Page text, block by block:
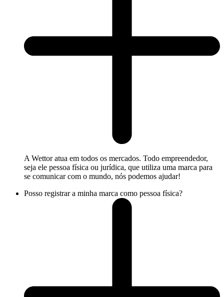
A Wettor atua em todos os mercados. Todo empreendedor,
seja ele pessoa física ou jurídica, que utiliza uma marca para
se comunicar com o mundo, nós podemos ajudar!
Posso registrar a minha marca como pessoa física?